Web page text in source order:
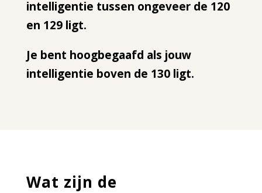
intelligentie tussen ongeveer de 120
en 129 ligt.
Je bent hoogbegaafd als jouw
intelligentie boven de 130 ligt.
Wat zijn de